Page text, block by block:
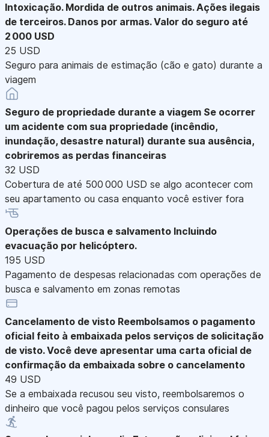
Intoxicação. Mordida de outros animais. Ações ilegais
de terceiros. Danos por armas. Valor do seguro até
2 000 USD
25 USD
Seguro para animais de estimação (cão e gato) durante a
viagem
Seguro de propriedade durante a viagem Se ocorrer
um acidente com sua propriedade (incêndio,
inundação, desastre natural) durante sua ausência,
cobriremos as perdas financeiras
32 USD
Cobertura de até 500 000 USD se algo acontecer com
seu apartamento ou casa enquanto você estiver fora
Operações de busca e salvamento Incluindo
evacuação por helicóptero.
195 USD
Pagamento de despesas relacionadas com operações de
busca e salvamento em zonas remotas
Cancelamento de visto Reembolsamos o pagamento
oficial feito à embaixada pelos serviços de solicitação
de visto. Você deve apresentar uma carta oficial de
confirmação da embaixada sobre o cancelamento
49 USD
Se a embaixada recusou seu visto, reembolsaremos o
dinheiro que você pagou pelos serviços consulares